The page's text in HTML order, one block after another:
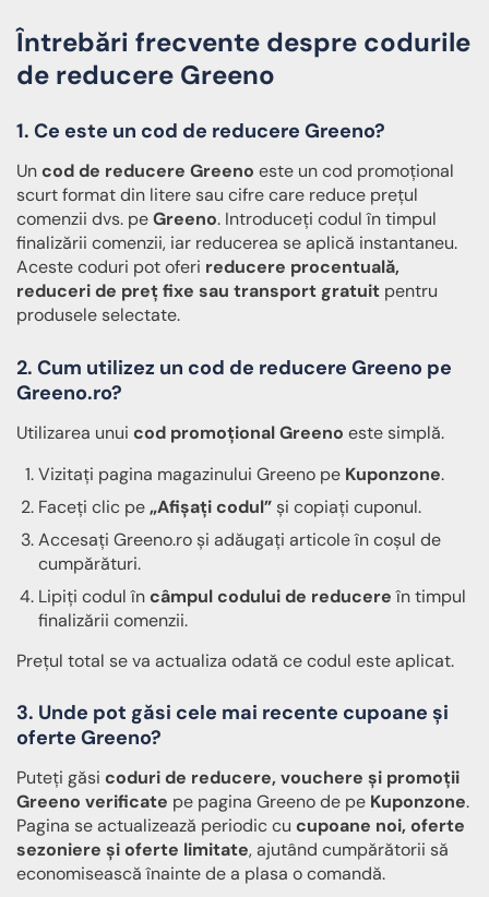
Întrebări frecvente despre codurile
de reducere Greeno
1. Ce este un cod de reducere Greeno?
Uncod de reducere Greeno este un cod promoțional
scurt format din litere sau cifre care reduce prețul
comenzii dvs. peGreeno. Introduceți codul în timpul
finalizării comenzii, iar reducerea se aplică instantaneu.
Aceste coduri pot oferi reducere procentuală,
reduceri de preț fixe sau transport gratuit pentru
produsele selectate.
2. Cum utilizez un cod de reducere Greeno pe
Greeno.ro?
Utilizarea unui cod promoțional Greeno este simplă.
Vizitați pagina magazinului Greeno pe Kuponzone.
Faceți clic pe„Afișați codul” și copiați cuponul.
Accesați Greeno.ro și adăugați articole în coșul de
cumpărături.
Lipiți codul încâmpul codului de reducereîn timpul
finalizării comenzii.
Prețul total se va actualiza odată ce codul este aplicat.
3. Unde pot găsi cele mai recente cupoane și
oferte Greeno?
Puteți găsi coduri de reducere, vouchere și promoții
Greeno verificate pe pagina Greeno de pe Kuponzone.
Pagina se actualizează periodic cu cupoane noi, oferte
sezoniere și oferte limitate, ajutând cumpărătorii să
economisească înainte de a plasa o comandă.